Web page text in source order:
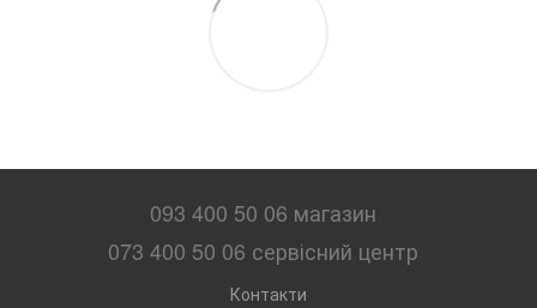
093 400 50 06 магазин
073 400 50 06 сервісний центр
Контакти